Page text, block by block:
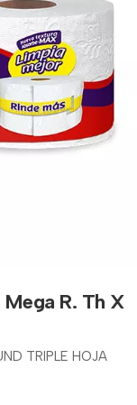
Mega R. Th X
TRIPLE HOJA